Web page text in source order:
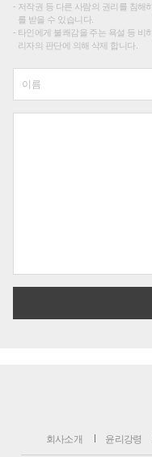
저작권 등 다른 사람의 권리를 침해
를 받을 수 있습니다.
타인에게 불쾌감을 주는 욕설 등 비
리자의 판단에 의해 삭제 합니다.
회사소개 윤리강령